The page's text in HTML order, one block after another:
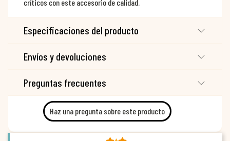
críticos con este accesorio de calidad.
Especificaciones del producto
Envíos y devoluciones
Preguntas frecuentes
Haz una pregunta sobre este producto